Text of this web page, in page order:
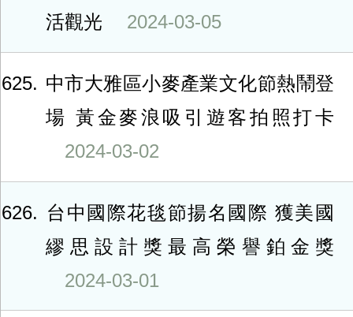
活觀光
2024-03-05
625
中市大雅區小麥產業文化節熱鬧登
場 黃金麥浪吸引遊客拍照打卡
2024-03-02
626
台中國際花毯節揚名國際 獲美國
繆思設計獎最高榮譽鉑金獎
2024-03-01